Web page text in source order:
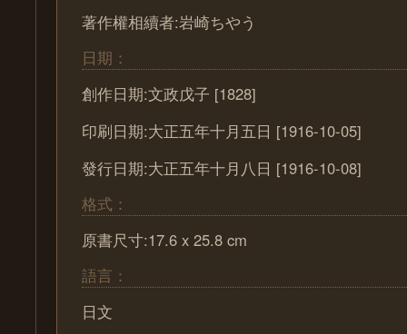
著作權相續者:岩崎ちやう
日期：
創作日期:文政戊子 [1828]
印刷日期:大正五年十月五日 [1916-10-05]
發行日期:大正五年十月八日 [1916-10-08]
格式：
原書尺寸:17.6 x 25.8 cm
語言：
日文